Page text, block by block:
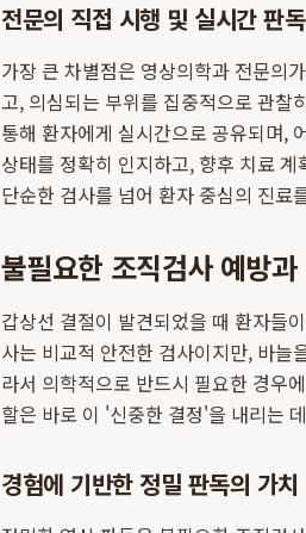
전문의 직접 시행 및 실시간 판
가장 큰 차별점은 영상의학과 전문의
고, 의심되는 부위를 집중적으로 관찰
통해 환자에게 실시간으로 공유되며,
상태를 정확히 인지하고, 향후 치료
단순한 검사를 넘어 환자 중심의 진
불필요한 조직검사 예방
갑상선 결절이 발견되었을 때 환자들
사는 비교적 안전한 검사이지만, 바늘
라서 의학적으로 반드시 필요한 경우
할은 바로 이 '신중한 결정'을 내리는
경험에 기반한 정밀 판독의 가치